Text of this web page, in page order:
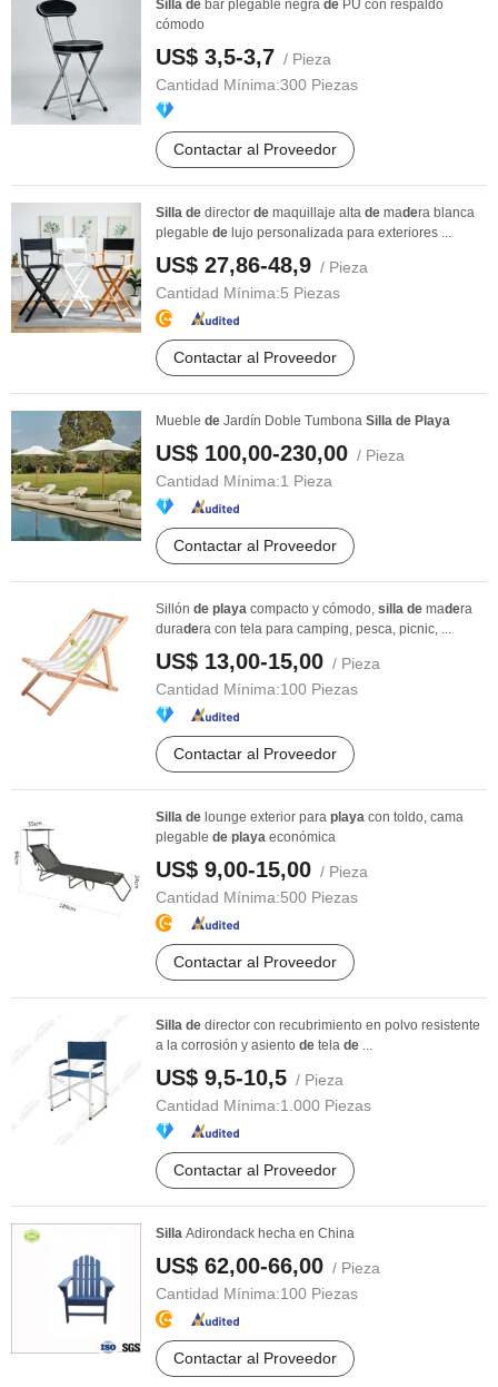
Silla de bar plegable negra de PU con respaldo
cómodo
US$ 3,5-3,7 / Pieza
Cantidad Mínima:300 Piezas
Contactar al Proveedor
Silla de director de maquillaje alta de madera blanca
plegable de lujo personalizada para exteriores ...
US$ 27,86-48,9 / Pieza
Cantidad Mínima:5 Piezas
Contactar al Proveedor
Mueble de Jardín Doble Tumbona Silla de Playa
US$ 100,00-230,00 / Pieza
Cantidad Mínima:1 Pieza
Contactar al Proveedor
Sillón de playa compacto y cómodo, silla de madera
duradera con tela para camping, pesca, picnic, ...
US$ 13,00-15,00 / Pieza
Cantidad Mínima:100 Piezas
Contactar al Proveedor
Silla de lounge exterior para playa con toldo, cama
plegable de playa económica
US$ 9,00-15,00 / Pieza
Cantidad Mínima:500 Piezas
Contactar al Proveedor
Silla de director con recubrimiento en polvo resistente
a la corrosión y asiento de tela de ...
US$ 9,5-10,5 / Pieza
Cantidad Mínima:1.000 Piezas
Contactar al Proveedor
Silla Adirondack hecha en China
US$ 62,00-66,00 / Pieza
Cantidad Mínima:100 Piezas
Contactar al Proveedor